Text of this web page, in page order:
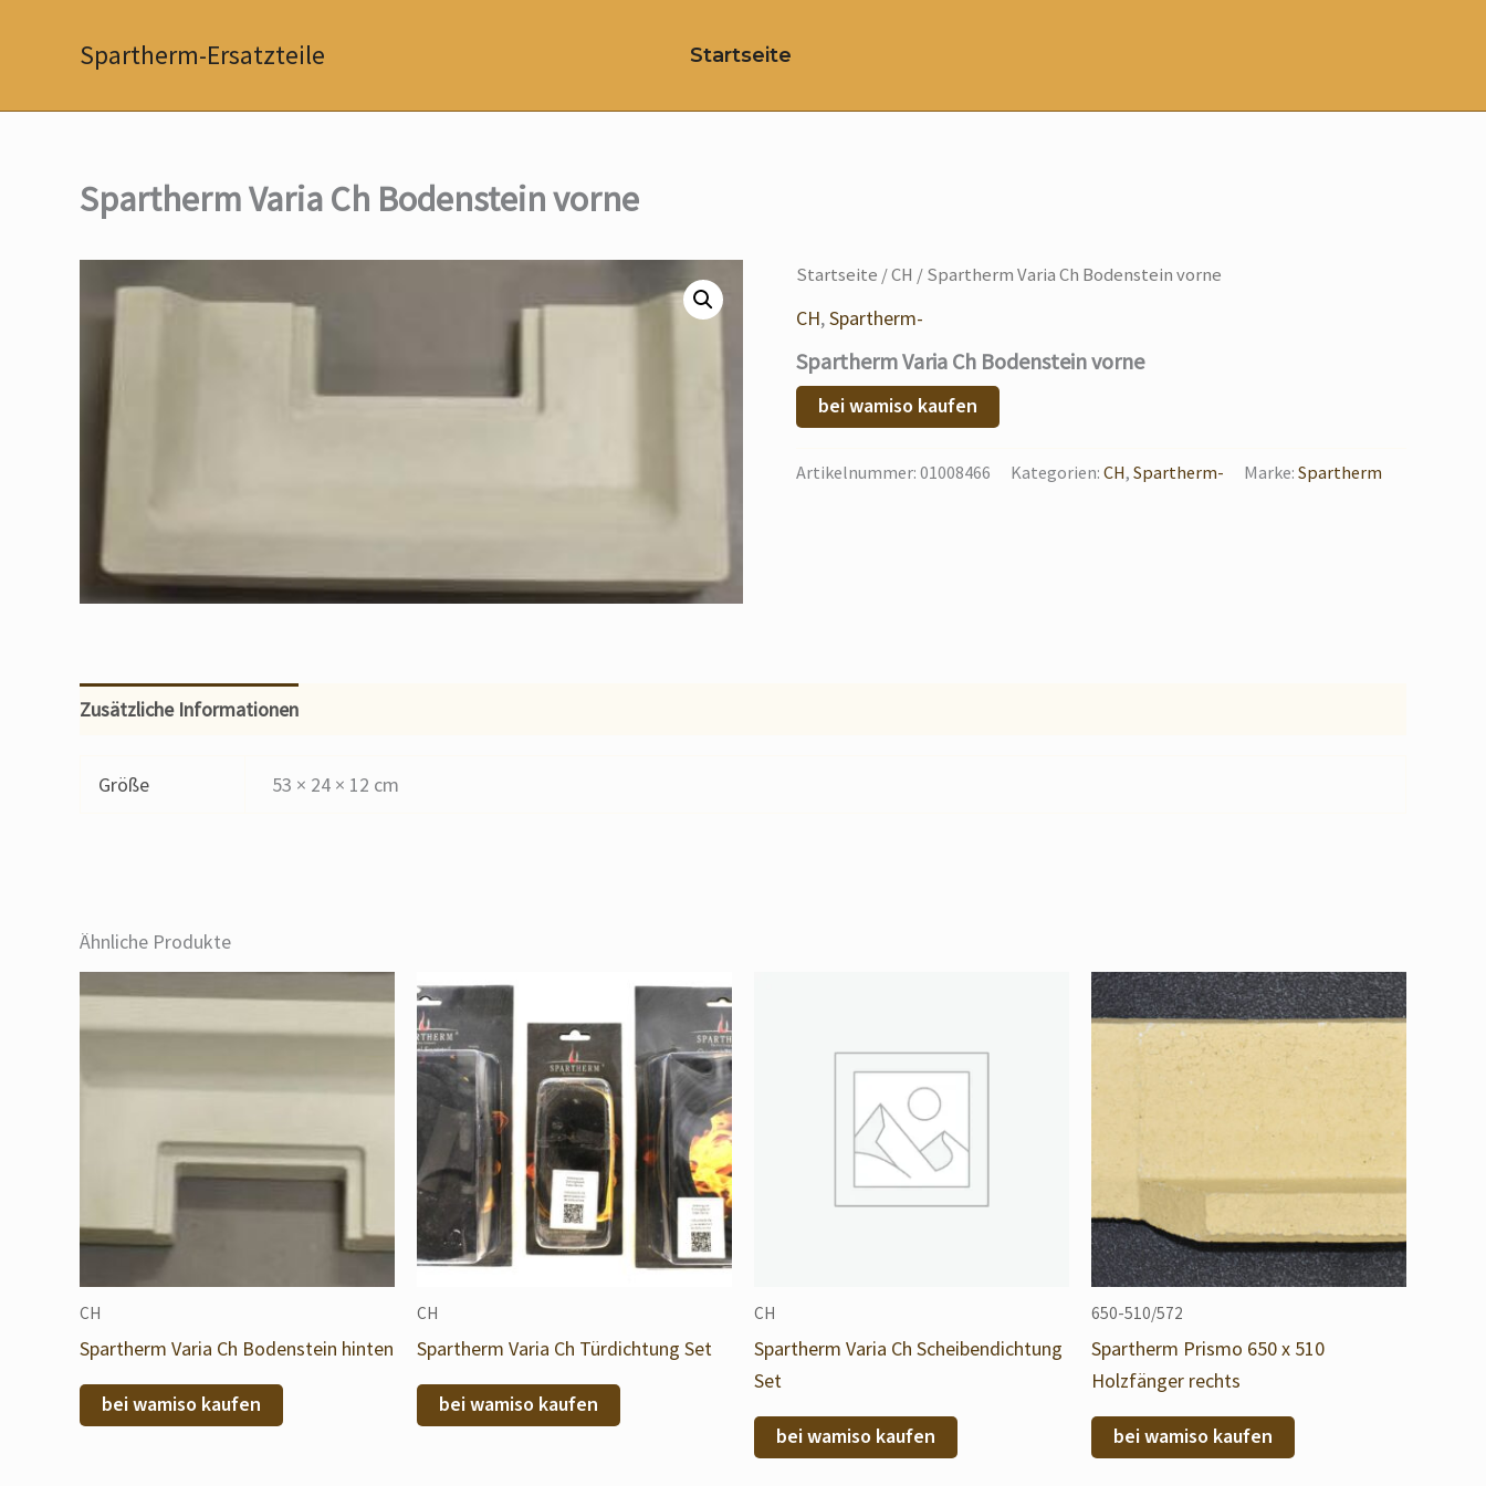
Spartherm-Ersatzteile Startseite
Spartherm Varia Ch Bodenstein vorne
Startseite /CH / Spartherm Varia Ch Bodenstein vorne
CH,Spartherm-
Spartherm Varia Ch Bodenstein vorne
bei wamiso kaufen
Artikelnummer: 01008466 Kategorien: CH, Spartherm- Marke: Spartherm
Zusätzliche Informationen
Größe 53 × 24 × 12 cm
Ähnliche Produkte
CH
Spartherm Varia Ch Bodenstein hinten
bei wamiso kaufen
CH
Spartherm Varia Ch Türdichtung Set
bei wamiso kaufen
CH
Spartherm Varia Ch Scheibendichtung
Set
bei wamiso kaufen
650-510/572
Spartherm Prismo 650 x 510
Holzfänger rechts
bei wamiso kaufen